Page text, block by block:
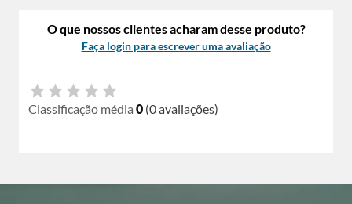
O que nossos clientes acharam desse produto?
Faça login para escrever uma avaliação
Classificação média 0 (0 avaliações)